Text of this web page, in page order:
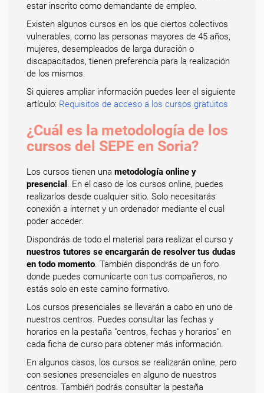
estar inscrito como demandante de empleo.
Existen algunos cursos en los que ciertos colectivos
vulnerables, como las personas mayores de 45 años,
mujeres, desempleados de larga duración o
discapacitados, tienen preferencia para la realización
de los mismos.
Si quieres ampliar información puedes leer el siguiente
artículo: Requisitos de acceso a los cursos gratuitos
¿Cuál es la metodología de los
cursos del SEPE en Soria?
Los cursos tienen una metodología online y
presencial . En el caso de los cursos online, puedes
realizarlos desde cualquier sitio. Solo necesitarás
conexión a internet y un ordenador mediante el cual
poder acceder.
Dispondrás de todo el material para realizar el curso y
nuestros tutores se encargarán de resolver tus dudas
en todo momento. También dispondrás de un foro
donde puedes comunicarte con tus compañeros, no
estás solo en este camino formativo.
Los cursos presenciales se llevarán a cabo en uno de
nuestros centros. Puedes consultar las fechas y
horarios en la pestaña "centros, fechas y horarios" en
cada ficha de curso para obtener más información.
En algunos casos, los cursos se realizarán online, pero
con sesiones presenciales en alguno de nuestros
centros. También podrás consultar la pestaña